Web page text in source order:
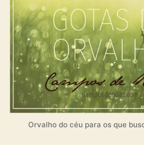
Orvalho do céu para os que